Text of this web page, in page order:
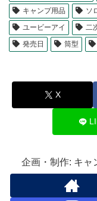
キャンプ用品
ソ
ユービーアイ
二
発売日
筒型
X
企画・制作: キャ